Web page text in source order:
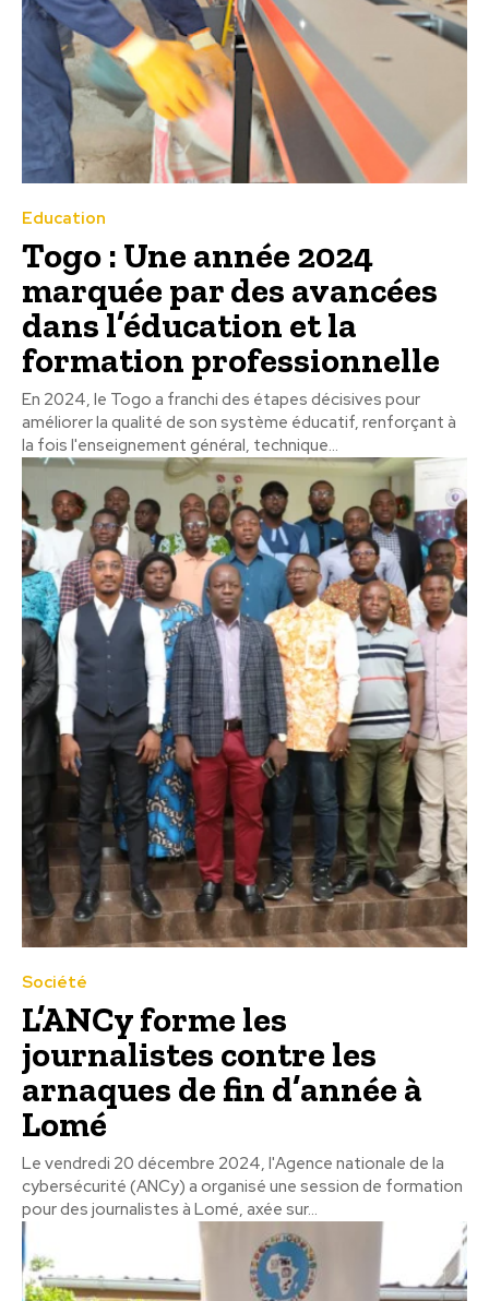
Education
Togo : Une année 2024
marquée par des avancées
dans l’éducation et la
formation professionnelle
En 2024, le Togo a franchi des étapes décisives pour
améliorer la qualité de son système éducatif, renforçant à
la fois l'enseignement général, technique...
Société
L’ANCy forme les
journalistes contre les
arnaques de fin d’année à
Lomé
Le vendredi 20 décembre 2024, l'Agence nationale de la
cybersécurité (ANCy) a organisé une session de formation
pour des journalistes à Lomé, axée sur...